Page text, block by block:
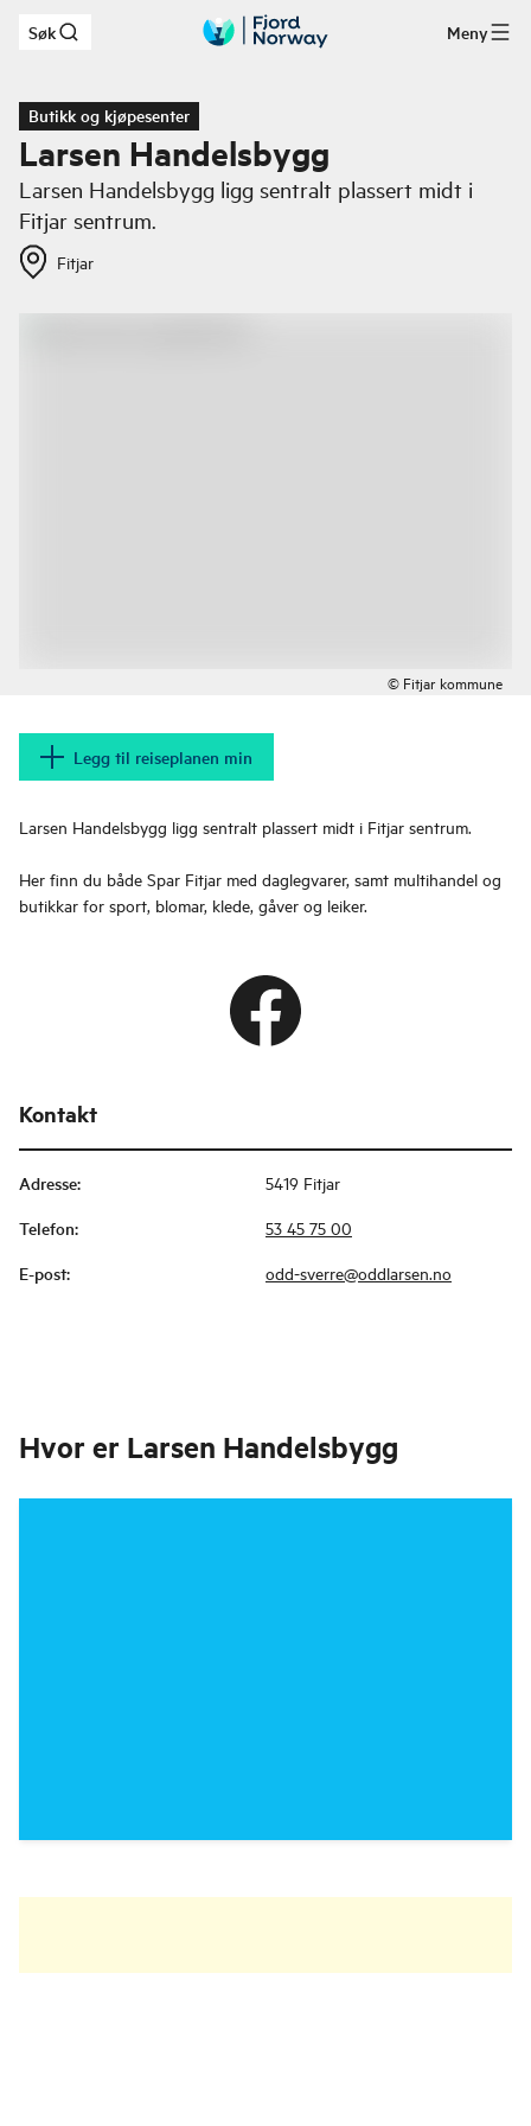
Hopp til hovedinnhold
Søk Meny
Butikk og kjøpesenter
Larsen Handelsbygg
Larsen Handelsbygg ligg sentralt plassert midt i
Fitjar sentrum.
Fitjar
© Fitjar kommune
Legg til reiseplanen min
Larsen Handelsbygg ligg sentralt plassert midt i Fitjar sentrum.
Her finn du både Spar Fitjar med daglegvarer, samt multihandel og
butikkar for sport, blomar, klede, gåver og leiker.
Kontakt
Adresse: 5419 Fitjar
Telefon: 53 45 75 00
E-post: odd-sverre@oddlarsen.no
Hvor er Larsen Handelsbygg